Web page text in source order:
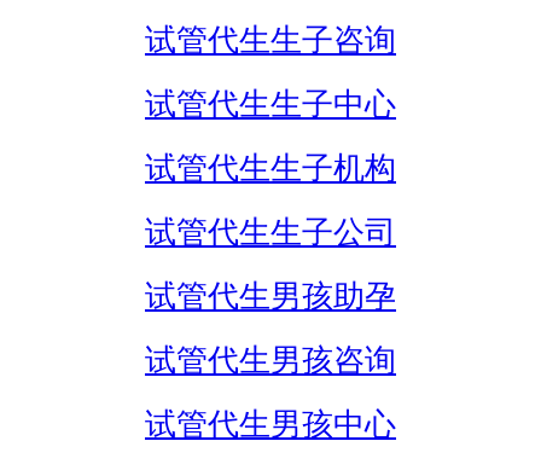
试管代生生子咨询
试管代生生子中心
试管代生生子机构
试管代生生子公司
试管代生男孩助孕
试管代生男孩咨询
试管代生男孩中心